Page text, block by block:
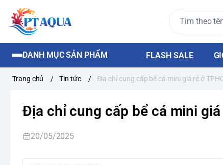
DANH MỤC SẢN PHẨM FLASH SALE
Trang chủ / Tin tức / Địa chỉ cung cấp bể cá mini giá rẻ ở
Địa chỉ cung cấp bể cá mini giá
20/05/2025